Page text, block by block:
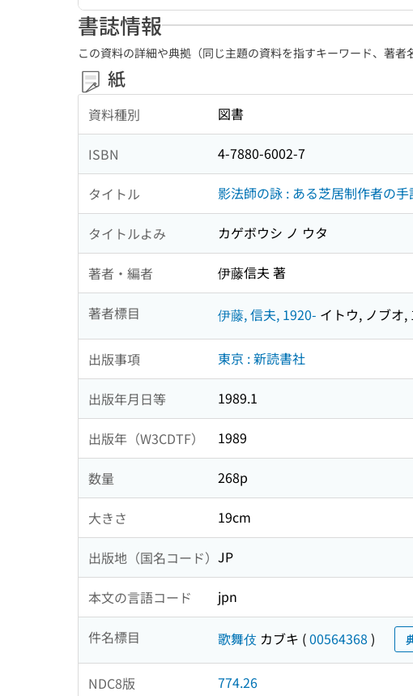
書誌情報
この資料の詳細や典拠（同じ主題の資料を指すキーワード、著者
紙
資料種別 図書
ISBN 4-7880-6002-7
タイトル 影法師の詠 : ある芝居制作者の手
タイトルよみ カゲボウシ ノ ウタ
著者・編者 伊藤信夫 著
著者標目 伊藤, 信夫, 1920- イトウ, ノブオ,
出版事項 東京 : 新読書社
出版年月日等 1989.1
出版年（W3CDTF） 1989
数量 268p
大きさ 19cm
出版地（国名コード） JP
本文の言語コード jpn
件名標目 歌舞伎 カブキ (00564368 )
NDC8版 774.26